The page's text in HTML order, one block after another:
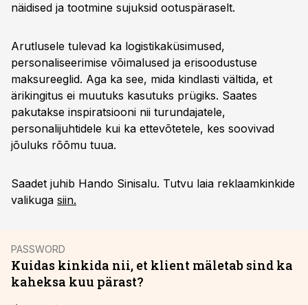
näidised ja tootmine sujuksid ootuspäraselt.
Arutlusele tulevad ka logistikaküsimused,
personaliseerimise võimalused ja erisoodustuse
maksureeglid. Aga ka see, mida kindlasti vältida, et
ärikingitus ei muutuks kasutuks prügiks. Saates
pakutakse inspiratsiooni nii turundajatele,
personalijuhtidele kui ka ettevõtetele, kes soovivad
jõuluks rõõmu tuua.
Saadet juhib Hando Sinisalu. Tutvu laia reklaamkinkide
valikuga siin.
PASSWORD
Kuidas kinkida nii, et klient mäletab sind ka
kaheksa kuu pärast?